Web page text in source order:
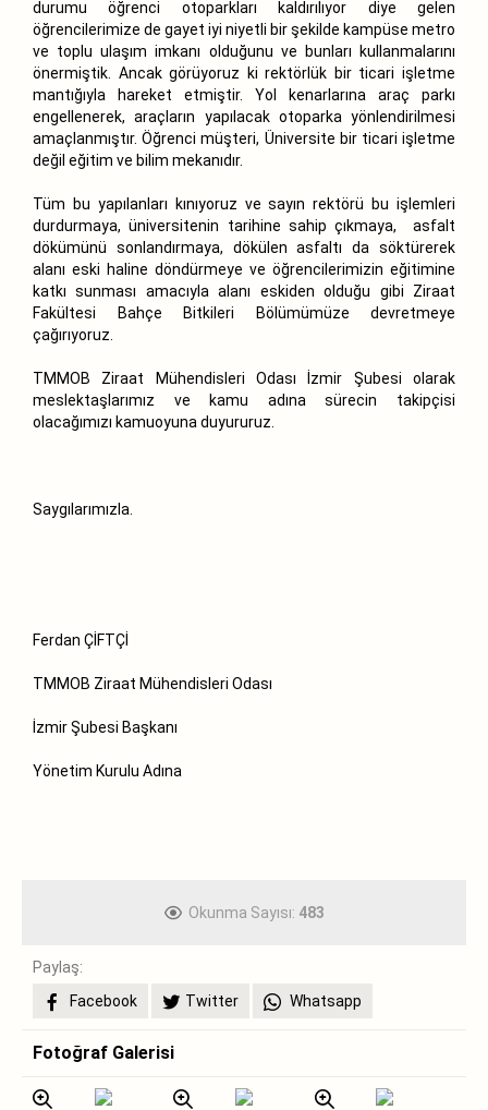
durumu öğrenci otoparkları kaldırılıyor diye gelen
öğrencilerimize de gayet iyi niyetli bir şekilde kampüse metro
ve toplu ulaşım imkanı olduğunu ve bunları kullanmalarını
önermiştik. Ancak görüyoruz ki rektörlük bir ticari işletme
mantığıyla hareket etmiştir. Yol kenarlarına araç parkı
engellenerek, araçların yapılacak otoparka yönlendirilmesi
amaçlanmıştır. Öğrenci müşteri, Üniversite bir ticari işletme
değil eğitim ve bilim mekanıdır.
Tüm bu yapılanları kınıyoruz ve sayın rektörü bu işlemleri
durdurmaya, üniversitenin tarihine sahip çıkmaya, asfalt
dökümünü sonlandırmaya, dökülen asfaltı da söktürerek
alanı eski haline döndürmeye ve öğrencilerimizin eğitimine
katkı sunması amacıyla alanı eskiden olduğu gibi Ziraat
Fakültesi Bahçe Bitkileri Bölümümüze devretmeye
çağırıyoruz.
TMMOB Ziraat Mühendisleri Odası İzmir Şubesi olarak
meslektaşlarımız ve kamu adına sürecin takipçisi
olacağımızı kamuoyuna duyururuz.
Saygılarımızla.
Ferdan ÇİFTÇİ
TMMOB Ziraat Mühendisleri Odası
İzmir Şubesi Başkanı
Yönetim Kurulu Adına
Okunma Sayısı: 483
Paylaş:
Facebook
Twitter Whatsapp
Fotoğraf Galerisi